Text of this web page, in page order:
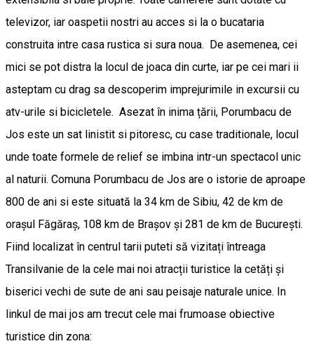
televizor, iar oaspetii nostri au acces si la o bucataria
construita intre casa rustica si sura noua. De asemenea, cei
mici se pot distra la locul de joaca din curte, iar pe cei mari ii
asteptam cu drag sa descoperim imprejurimile in excursii cu
atv-urile si bicicletele. Asezat în inima țării, Porumbacu de
Jos este un sat linistit si pitoresc, cu case traditionale, locul
unde toate formele de relief se imbina intr-un spectacol unic
al naturii. Comuna Porumbacu de Jos are o istorie de aproape
800 de ani si este situată la 34 km de Sibiu, 42 de km de
orașul Făgăraș, 108 km de Brașov și 281 de km de București.
Fiind localizat în centrul tarii puteti să vizitați întreaga
Transilvanie de la cele mai noi atracții turistice la cetăți și
biserici vechi de sute de ani sau peisaje naturale unice. In
linkul de mai jos am trecut cele mai frumoase obiective
turistice din zona: